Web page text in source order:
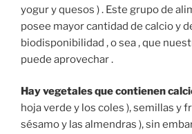
yogur y quesos ) . Este grupo de
posee mayor cantidad de calcio y
biodisponibilidad , o sea , que
puede aprovechar .
Hay vegetales que contienen
hoja verde y los coles ), semillas y
sésamo y las almendras ), sin